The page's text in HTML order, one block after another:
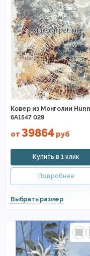
Ковер из Монголии
6A1547 029
от 39864 руб